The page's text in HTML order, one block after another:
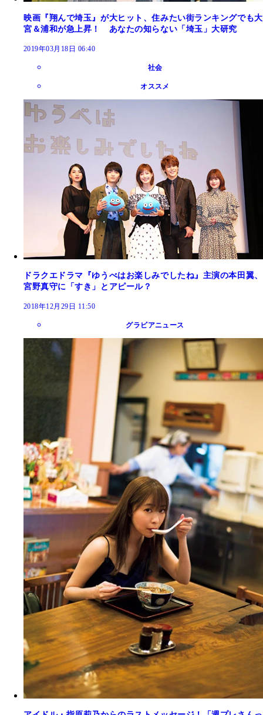
映画『翔んで埼玉』が大ヒット、住みたい街ランキングでも大
宮＆浦和が急上昇！ あなたの知らない「埼玉」大研究
2019年03月18日 06:40
社会
オススメ
ドラクエドラマ『ゆうべはお楽しみでしたね』主演の本田翼、
宮野真守に「すき」とアピール？
2018年12月29日 11:50
グラビアニュース